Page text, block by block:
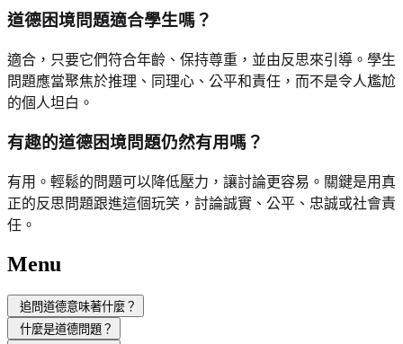
道德困境問題適合學生嗎？
適合，只要它們符合年齡、保持尊重，並由反思來引導。學生
問題應當聚焦於推理、同理心、公平和責任，而不是令人尷尬
的個人坦白。
有趣的道德困境問題仍然有用嗎？
有用。輕鬆的問題可以降低壓力，讓討論更容易。關鍵是用真
正的反思問題跟進這個玩笑，討論誠實、公平、忠誠或社會責
任。
Menu
追問道德意味著什麼？
什麼是道德問題？